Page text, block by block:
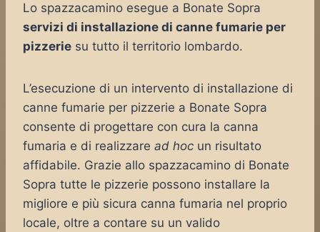
Lo spazzacamino esegue a Bonate Sopra
servizi di installazione di canne fumarie per
pizzerie su tutto il territorio lombardo.
L’esecuzione di un intervento di installazione di
canne fumarie per pizzerie a Bonate Sopra
consente di progettare con cura la canna
fumaria e di realizzare ad hoc un risultato
affidabile. Grazie allo spazzacamino di Bonate
Sopra tutte le pizzerie possono installare la
migliore e più sicura canna fumaria nel proprio
locale, oltre a contare su un valido